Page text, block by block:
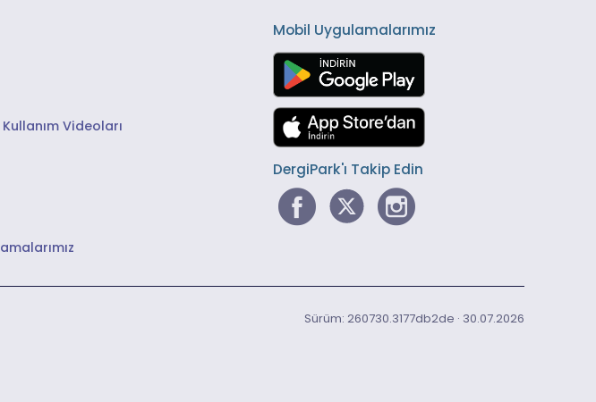
Videoları
Mobil Uygulamalarımız
DergiPark'ı Takip Edin
Sürüm: 260730.3177db2de · 30.07.2026